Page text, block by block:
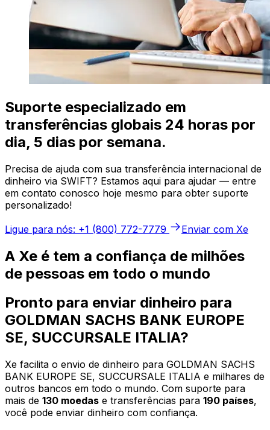
Suporte especializado em
transferências globais 24 horas por
dia, 5 dias por semana.
Precisa de ajuda com sua transferência internacional de
dinheiro via SWIFT? Estamos aqui para ajudar — entre
em contato conosco hoje mesmo para obter suporte
personalizado!
Ligue para nós: +1 (800) 772-7779
Enviar com Xe
A Xe é tem a confiança de milhões
de pessoas em todo o mundo
Pronto para enviar dinheiro para
GOLDMAN SACHS BANK EUROPE
SE, SUCCURSALE ITALIA?
Xe facilita o envio de dinheiro para GOLDMAN SACHS
BANK EUROPE SE, SUCCURSALE ITALIA e milhares de
outros bancos em todo o mundo. Com suporte para
mais de 130 moedas e transferências para 190 países,
você pode enviar dinheiro com confiança.